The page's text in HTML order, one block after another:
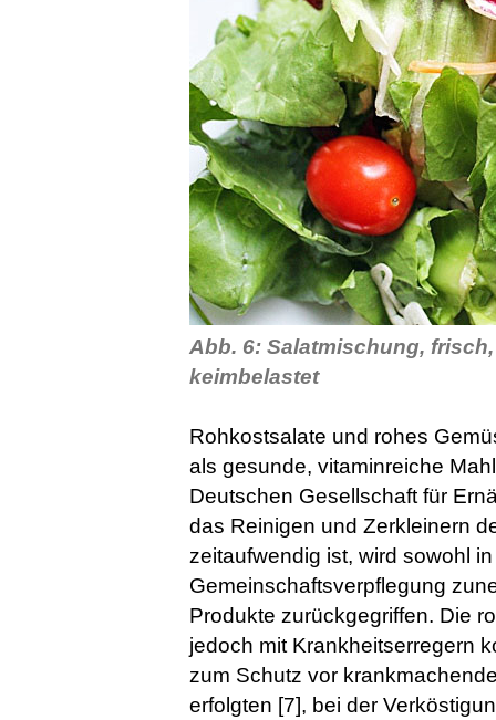
Abb. 6: Salatmischung,
keimbelastet
Rohkostsalate und rohes
als gesunde, vitaminreiche
Deutschen Gesellschaft für
das Reinigen und Zerkleinern
zeitaufwendig ist, wird sowohl
Gemeinschaftsverpflegung
Produkte zurückgegriffen. Die
jedoch mit Krankheitserregern
zum Schutz vor
erfolgten [7], bei der